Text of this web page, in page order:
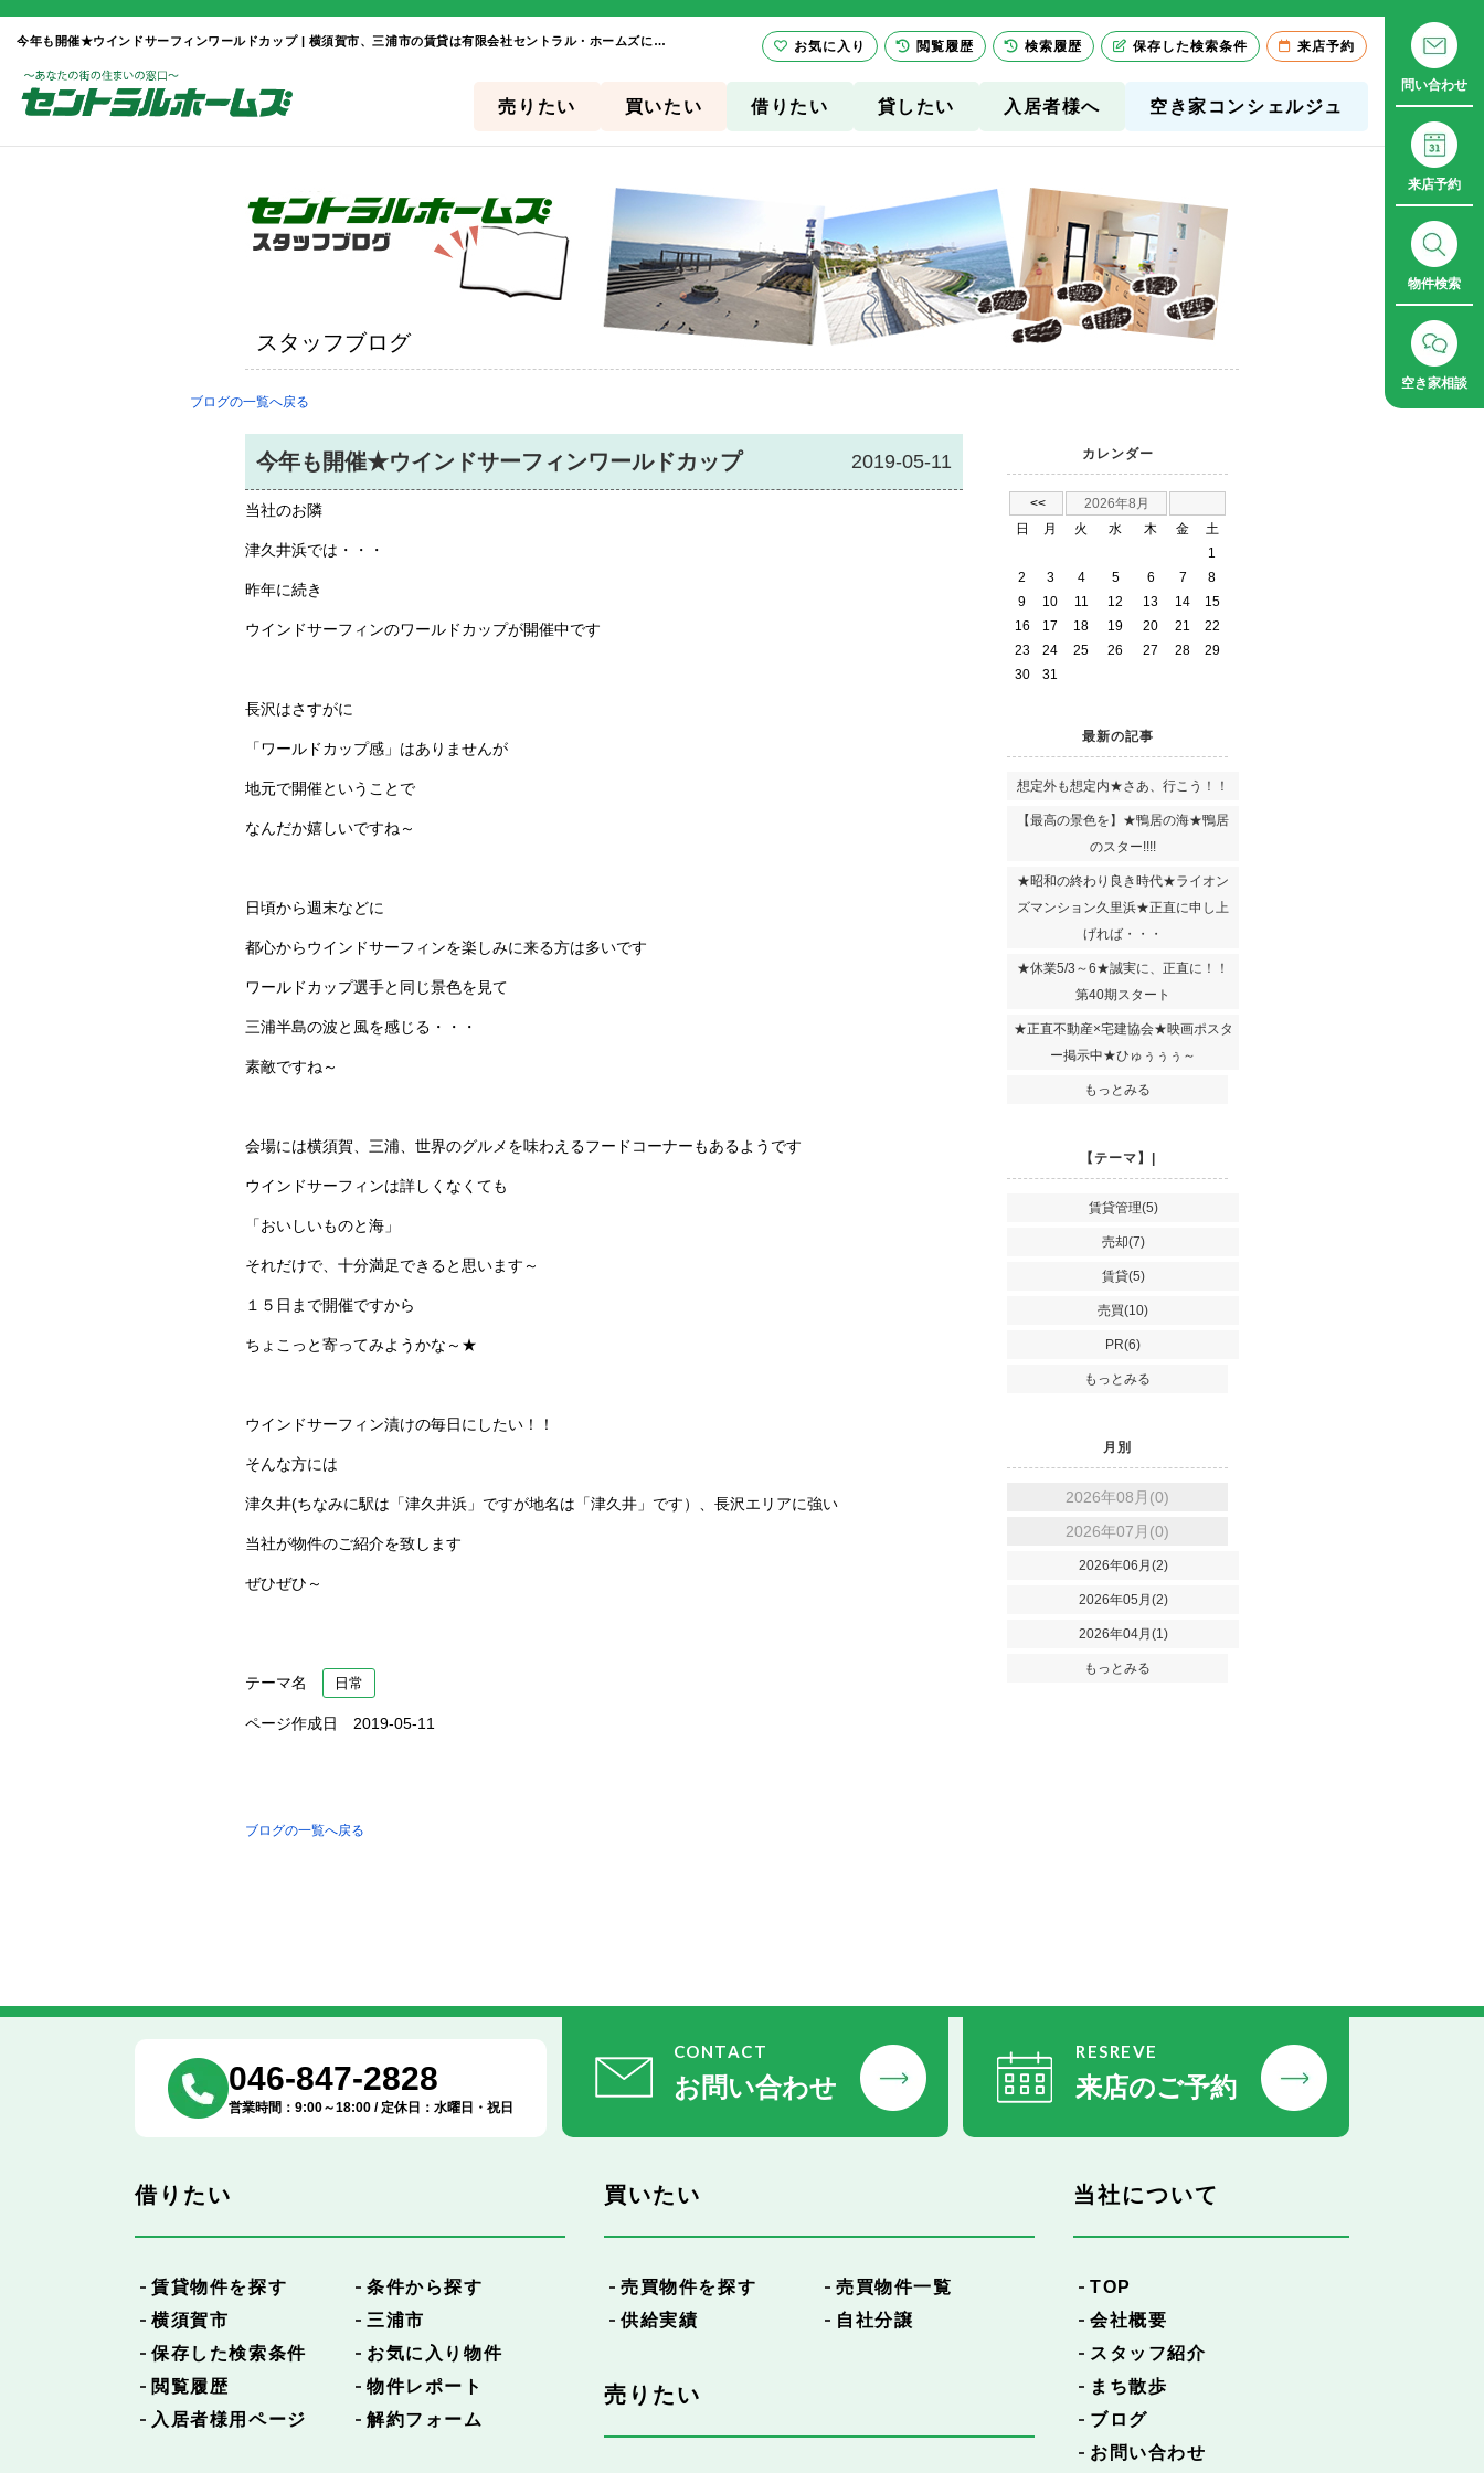
今年も開催★ウインドサーフィンワールドカップ | 横須賀市、三浦市の賃貸は有限会社セントラル・ホームズにお任せ下さい！
売りたい 買いたい 借りたい 貸したい 入居者様へ 空き家コンシェルジュ
問い合わせ
来店予約
物件検索
空き家相談
スタッフブログ
ブログの一覧へ戻る
今年も開催★ウインドサーフィンワールドカップ 2019-05-11
当社のお隣
津久井浜では・・・
昨年に続き
ウインドサーフィンのワールドカップが開催中です
長沢はさすがに
「ワールドカップ感」はありませんが
地元で開催ということで
なんだか嬉しいですね～
日頃から週末などに
都心からウインドサーフィンを楽しみに来る方は多いです
ワールドカップ選手と同じ景色を見て
三浦半島の波と風を感じる・・・
素敵ですね～
会場には横須賀、三浦、世界のグルメを味わえるフードコーナーもあるようです
ウインドサーフィンは詳しくなくても
「おいしいものと海」
それだけで、十分満足できると思います～
１５日まで開催ですから
ちょこっと寄ってみようかな～★
ウインドサーフィン漬けの毎日にしたい！！
そんな方には
津久井(ちなみに駅は「津久井浜」ですが地名は「津久井」です）、長沢エリアに強い
当社が物件のご紹介を致します
ぜひぜひ～
テーマ名 日常
ページ作成日 2019-05-11
カレンダー
<<
2026年8月
日
月 火 水 木 金
土
1
2
3 4 5 6 7
8
9
10 11 12 13 14
15
16
17 18 19 20 21
22
23
24 25 26 27 28
29
30
31
最新の記事
想定外も想定内★さあ、行こう！！
【最高の景色を】★鴨居の海★鴨居
のスター!!!!
★昭和の終わり良き時代★ライオン
ズマンション久里浜★正直に申し上
げれば・・・
★休業5/3～6★誠実に、正直に！！
第40期スタート
★正直不動産×宅建協会★映画ポスタ
ー掲示中★ひゅぅぅぅ～
もっとみる
【テーマ】|
賃貸管理(5)
売却(7)
賃貸(5)
売買(10)
PR(6)
もっとみる
月別
2026年08月(0)
2026年07月(0)
2026年06月(2)
2026年05月(2)
2026年04月(1)
もっとみる
ブログの一覧へ戻る
046-847-2828
営業時間：9:00～18:00 / 定休日：水曜日・祝日
CONTACT
お問い合わせ
RESREVE
来店のご予約
借りたい
賃貸物件を探す
条件から探す
横須賀市
三浦市
保存した検索条件
お気に入り物件
閲覧履歴
物件レポート
入居者様用ページ
解約フォーム
買いたい
売買物件を探す
売買物件一覧
供給実績
自社分譲
売りたい
当社について
TOP
会社概要
スタッフ紹介
まち散歩
ブログ
お問い合わせ
お気に入り 閲覧履歴 検索履歴 保存した検索条件 来店予約